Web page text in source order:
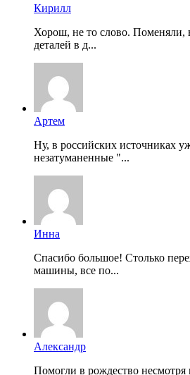
Кирилл
Хорош, не то слово.
деталей в д...
Артем
Ну, в российских источниках
незатуманенные "...
Инна
Спасибо большое! Столько
машины, все по...
Александр
Помогли в рождество несмотря